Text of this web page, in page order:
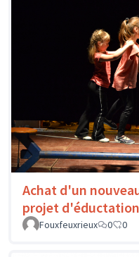
Achat d'un
projet
Fouxfeuxrieux
0 0